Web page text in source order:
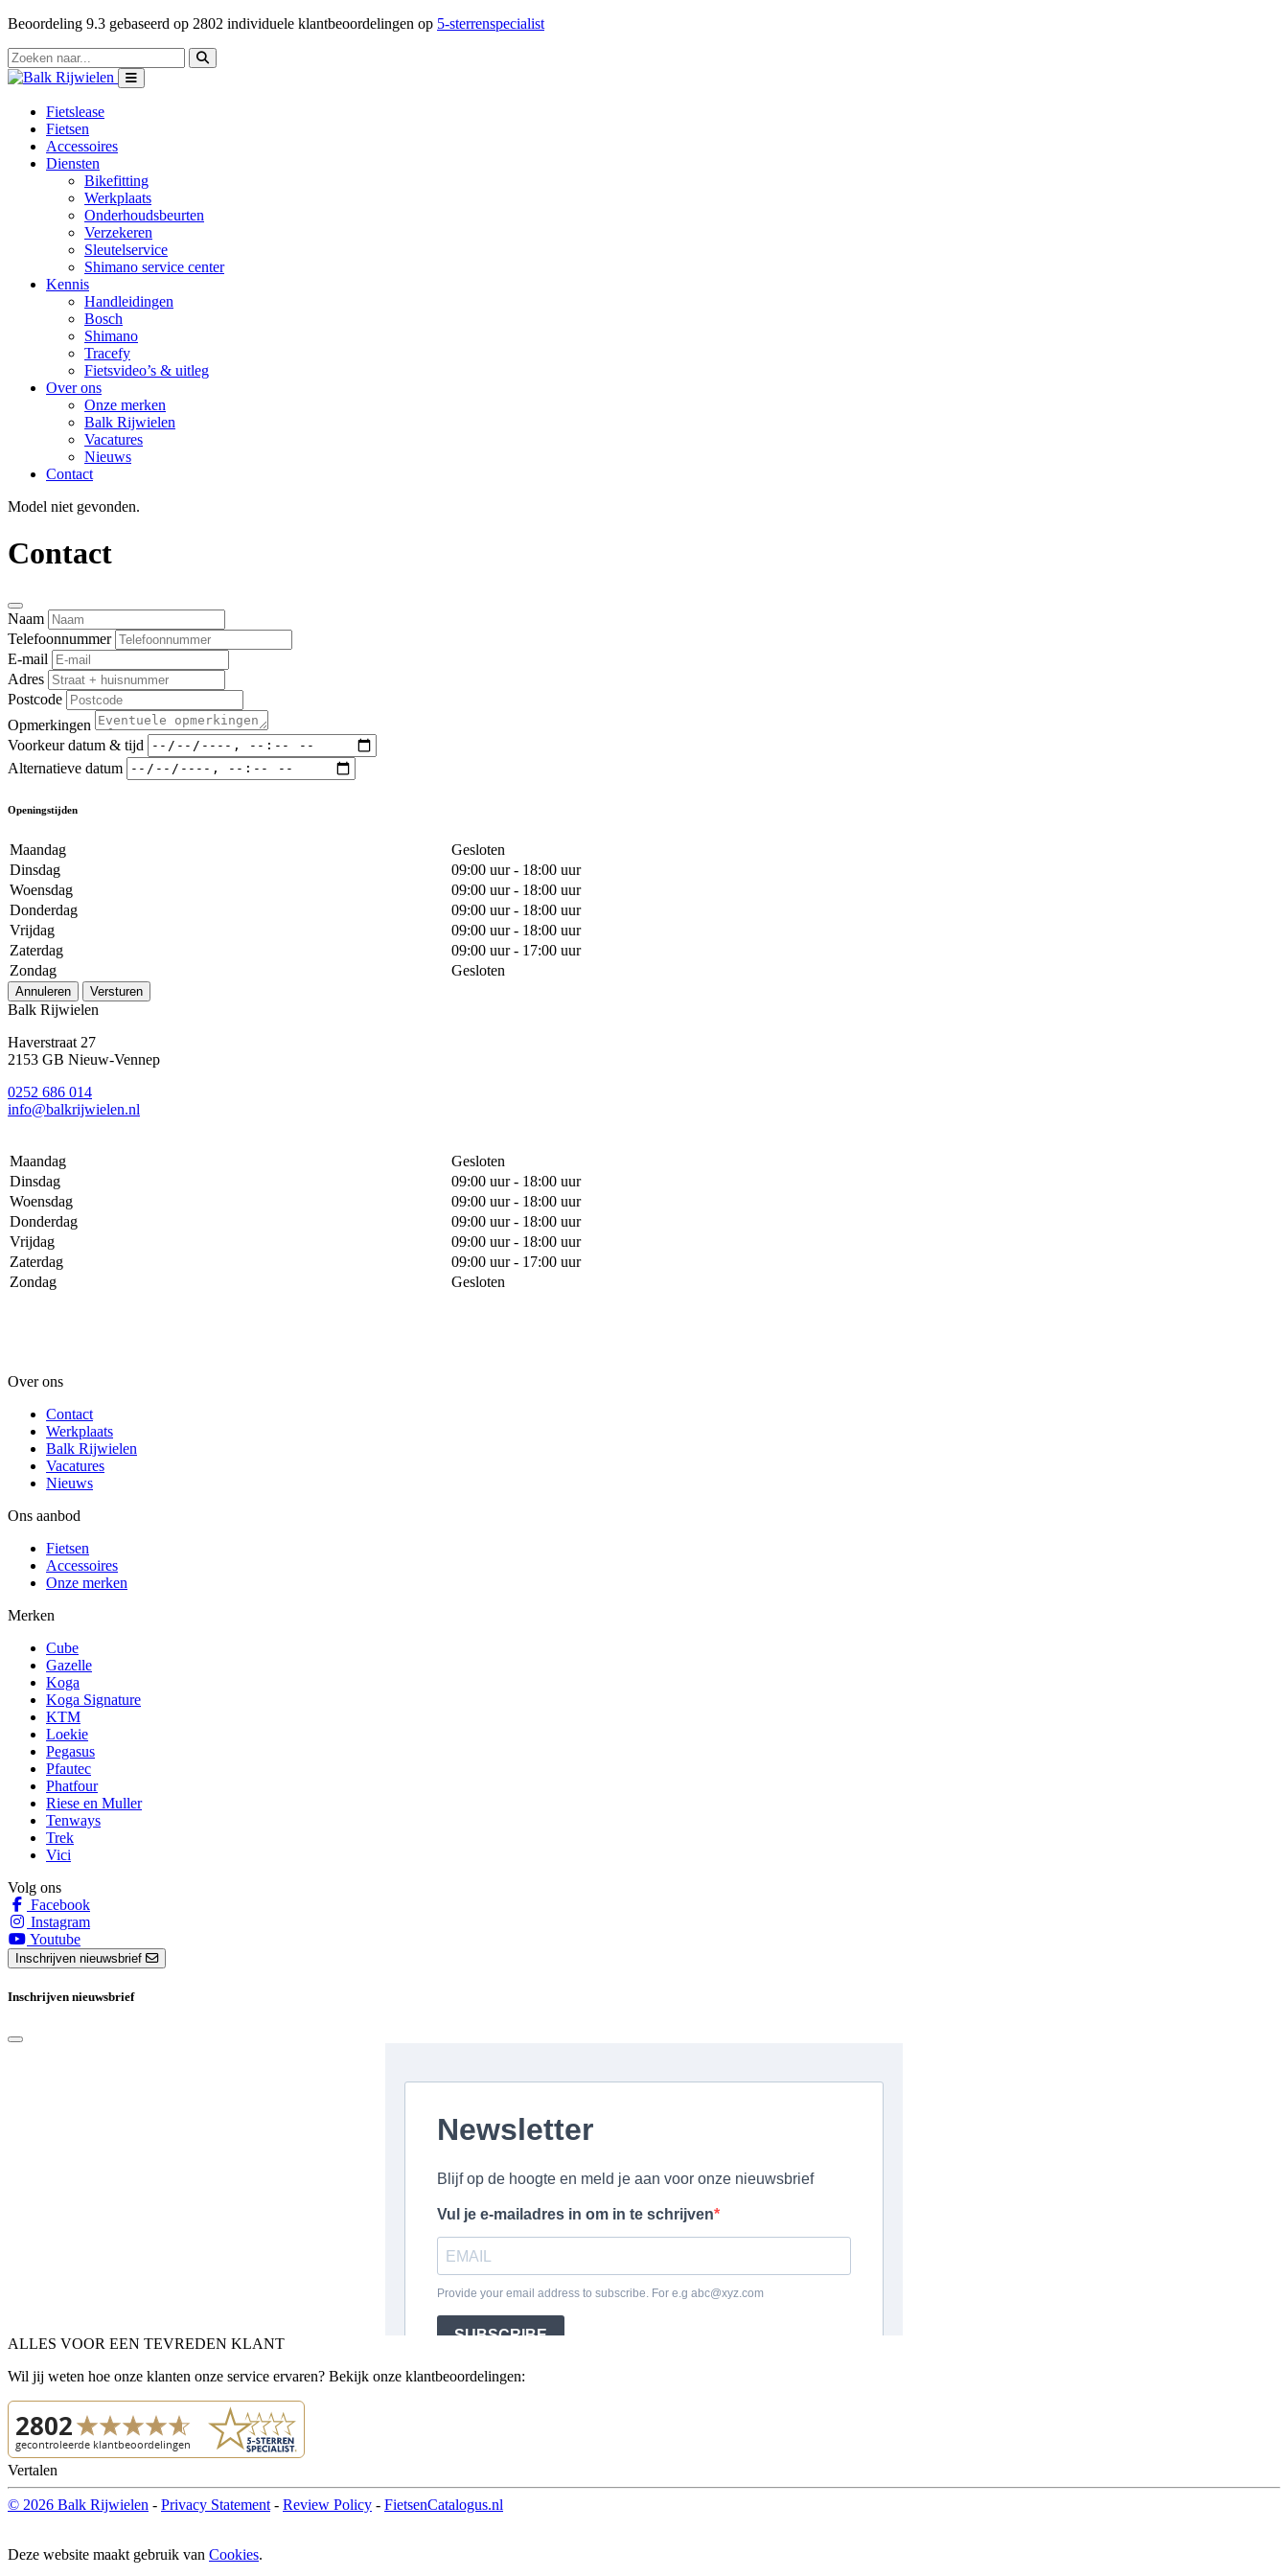
Beoordeling 9.3 gebaseerd op 2802 individuele klantbeoordelingen op 5-sterrenspecialist
Fietslease
Fietsen
Accessoires
Diensten
Bikefitting
Werkplaats
Onderhoudsbeurten
Verzekeren
Sleutelservice
Shimano service center
Kennis
Handleidingen
Bosch
Shimano
Tracefy
Fietsvideo’s & uitleg
Over ons
Onze merken
Balk Rijwielen
Vacatures
Nieuws
Contact
Model niet gevonden.
Contact
Naam
Telefoonnummer
E-mail
Adres
Postcode
Opmerkingen
Voorkeur datum & tijd
Alternatieve datum
Openingstijden
Maandag
Gesloten
Dinsdag
09:00 uur - 18:00 uur
Woensdag
09:00 uur - 18:00 uur
Donderdag
09:00 uur - 18:00 uur
Vrijdag
09:00 uur - 18:00 uur
Zaterdag
09:00 uur - 17:00 uur
Zondag
Gesloten
Annuleren Versturen
Balk Rijwielen
Haverstraat 27
2153 GB Nieuw-Vennep
0252 686 014
info@balkrijwielen.nl
Maandag
Gesloten
Dinsdag
09:00 uur - 18:00 uur
Woensdag
09:00 uur - 18:00 uur
Donderdag
09:00 uur - 18:00 uur
Vrijdag
09:00 uur - 18:00 uur
Zaterdag
09:00 uur - 17:00 uur
Zondag
Gesloten
Over ons
Contact
Werkplaats
Balk Rijwielen
Vacatures
Nieuws
Ons aanbod
Fietsen
Accessoires
Onze merken
Merken
Cube
Gazelle
Koga
Koga Signature
KTM
Loekie
Pegasus
Pfautec
Phatfour
Riese en Muller
Tenways
Trek
Vici
Volg ons
Facebook
Instagram
Youtube
Inschrijven nieuwsbrief
Inschrijven nieuwsbrief
ALLES VOOR EEN TEVREDEN KLANT
Wil jij weten hoe onze klanten onze service ervaren? Bekijk onze klantbeoordelingen:
Vertalen
© 2026 Balk Rijwielen - Privacy Statement - Review Policy - FietsenCatalogus.nl
Deze website maakt gebruik van Cookies.